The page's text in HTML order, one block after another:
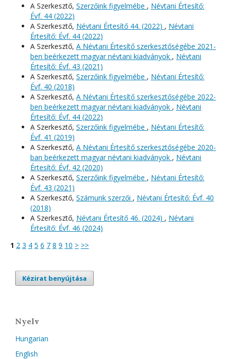
A Szerkesztő, Szerzőink figyelmébe , Névtani Értesítő:
Évf. 44 (2022)
A Szerkesztő, Névtani Értesítő 44. (2022) , Névtani
Értesítő: Évf. 44 (2022)
A Szerkesztő, A Névtani Értesítő szerkesztőségébe 2021-
ben beérkezett magyar névtani kiadványok , Névtani
Értesítő: Évf. 43 (2021)
A Szerkesztő, Szerzőink figyelmébe , Névtani Értesítő:
Évf. 40 (2018)
A Szerkesztő, A Névtani Értesítő szerkesztőségébe 2022-
ben beérkezett magyar névtani kiadványok , Névtani
Értesítő: Évf. 44 (2022)
A Szerkesztő, Szerzőink figyelmébe , Névtani Értesítő:
Évf. 41 (2019)
A Szerkesztő, A Névtani Értesítő szerkesztőségébe 2020-
ban beérkezett magyar névtani kiadványok , Névtani
Értesítő: Évf. 42 (2020)
A Szerkesztő, Szerzőink figyelmébe , Névtani Értesítő:
Évf. 43 (2021)
A Szerkesztő, Számunk szerzői , Névtani Értesítő: Évf. 40
(2018)
A Szerkesztő, Névtani Értesítő 46. (2024) , Névtani
Értesítő: Évf. 46 (2024)
1 2 3 4 5 6 7 8 9 10 > >>
Kézirat benyújtása
Nyelv
Hungarian
English